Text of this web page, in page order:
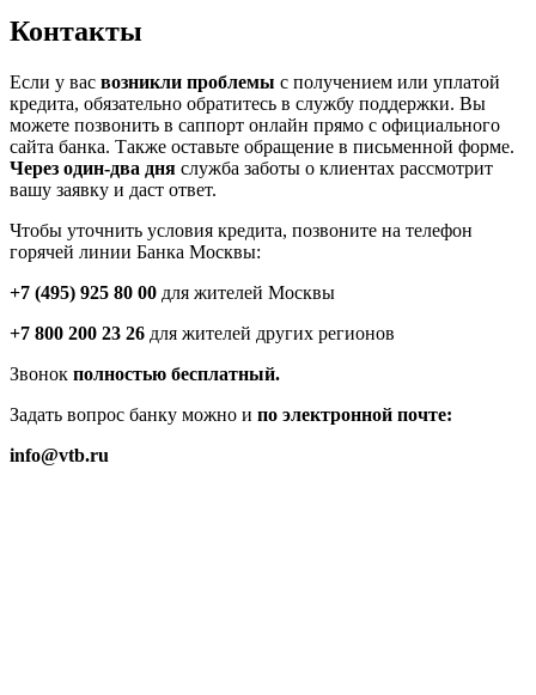
Контакты
Если у вас возникли проблемы с получением или уплатой
кредита, обязательно обратитесь в службу поддержки. Вы
можете позвонить в саппорт онлайн прямо с официального
сайта банка. Также оставьте обращение в письменной форме.
Через один-два дня служба заботы о клиентах рассмотрит
вашу заявку и даст ответ.
Чтобы уточнить условия кредита, позвоните на телефон
горячей линии Банка Москвы:
+7 (495) 925 80 00 для жителей Москвы
+7 800 200 23 26 для жителей других регионов
Звонок полностью бесплатный.
Задать вопрос банку можно и по электронной почте:
info@vtb.ru